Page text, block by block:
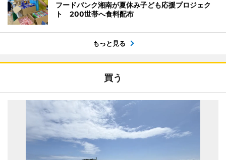
フードバンク湘南が夏休み子ども応援プロジェク
ト 200世帯へ食料配布
もっと見る
買う